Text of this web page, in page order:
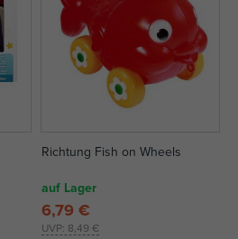
Richtung Fish on Wheels
auf Lager
UVP: 8,49 €
6,79 €